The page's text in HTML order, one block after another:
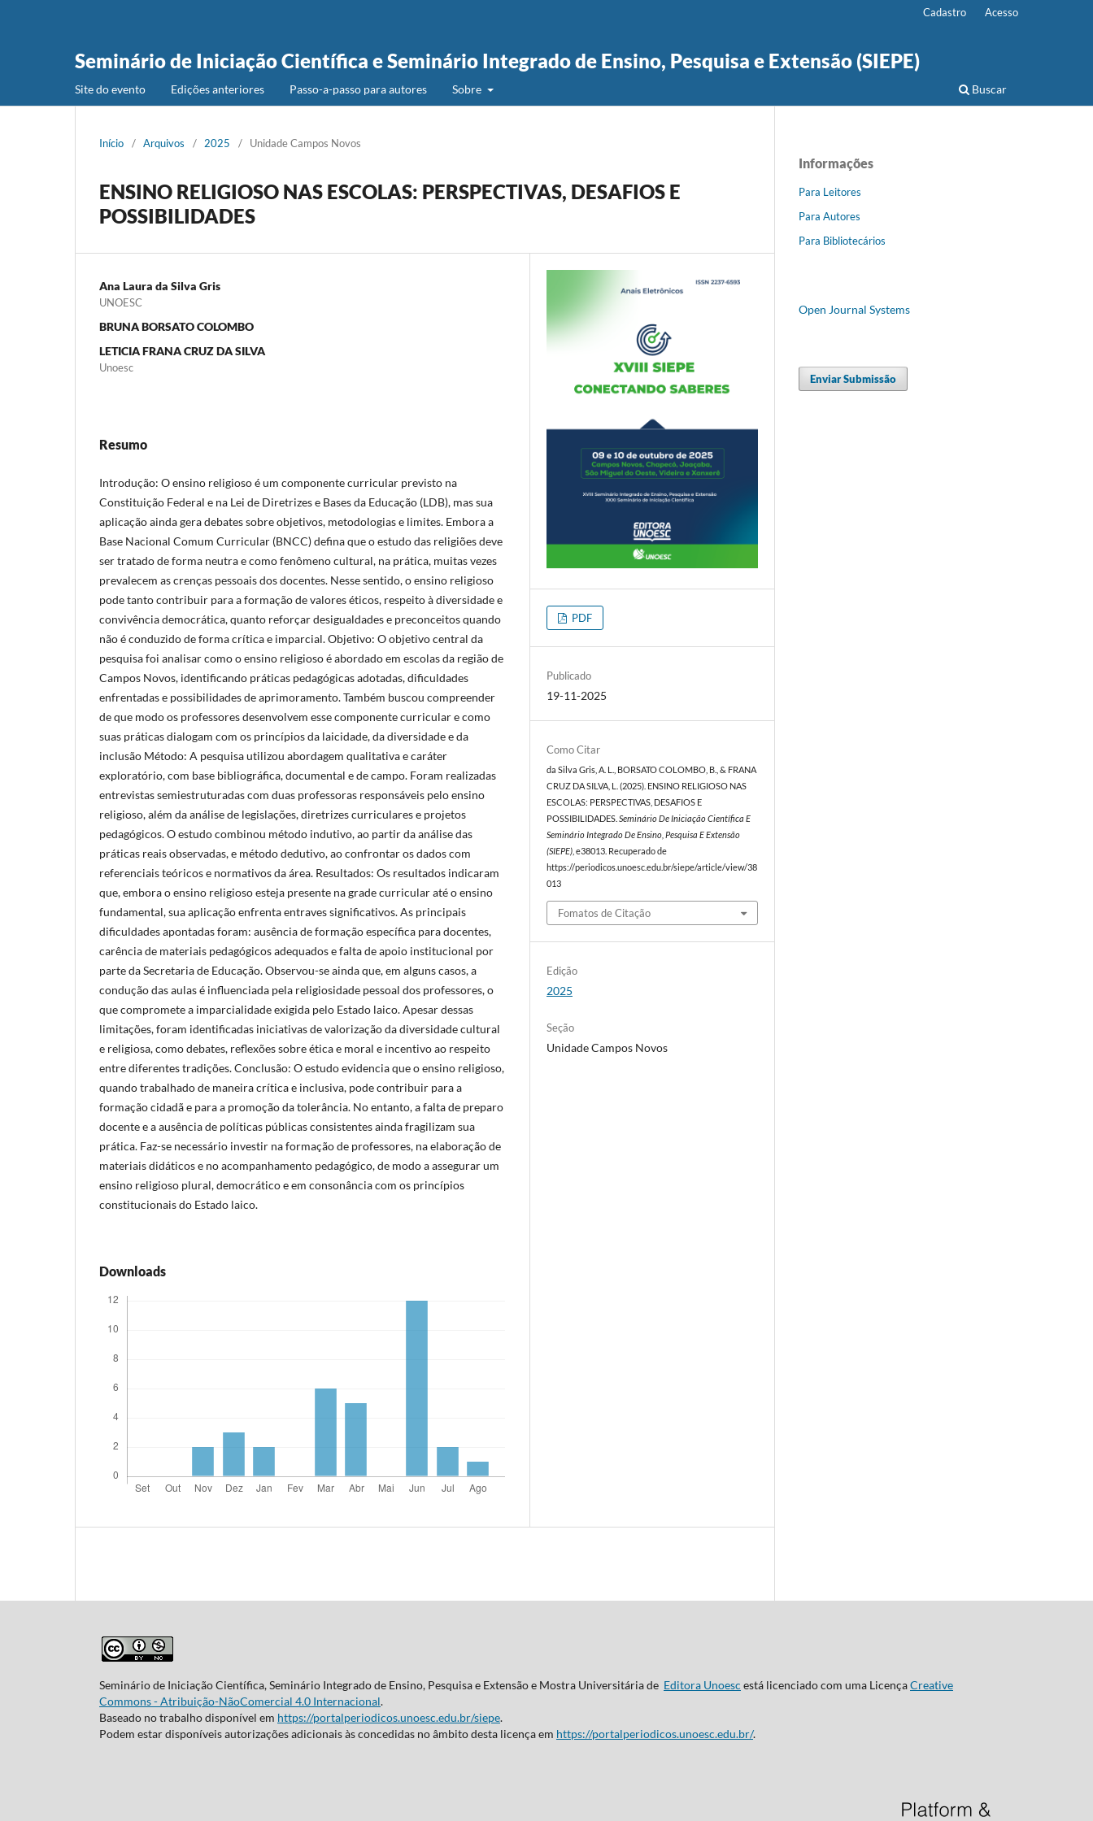
Seminário de Iniciação Científica e Seminário Integrado de Ensino, Pesquisa e Extensão (SIEPE)
Site do evento Edições anteriores Passo-a-passo para autores Sobre Buscar
Cadastro Acesso
Início / Arquivos / 2025 / Unidade Campos Novos
ENSINO RELIGIOSO NAS ESCOLAS: PERSPECTIVAS, DESAFIOS E
POSSIBILIDADES
Ana Laura da Silva Gris
UNOESC
BRUNA BORSATO COLOMBO
LETICIA FRANA CRUZ DA SILVA
Unoesc
Resumo
Introdução: O ensino religioso é um componente curricular previsto na
Constituição Federal e na Lei de Diretrizes e Bases da Educação (LDB), mas sua
aplicação ainda gera debates sobre objetivos, metodologias e limites. Embora a
Base Nacional Comum Curricular (BNCC) defina que o estudo das religiões deve
ser tratado de forma neutra e como fenômeno cultural, na prática, muitas vezes
prevalecem as crenças pessoais dos docentes. Nesse sentido, o ensino religioso
pode tanto contribuir para a formação de valores éticos, respeito à diversidade e
convivência democrática, quanto reforçar desigualdades e preconceitos quando
não é conduzido de forma crítica e imparcial. Objetivo: O objetivo central da
pesquisa foi analisar como o ensino religioso é abordado em escolas da região de
Campos Novos, identificando práticas pedagógicas adotadas, dificuldades
enfrentadas e possibilidades de aprimoramento. Também buscou compreender
de que modo os professores desenvolvem esse componente curricular e como
suas práticas dialogam com os princípios da laicidade, da diversidade e da
inclusão Método: A pesquisa utilizou abordagem qualitativa e caráter
exploratório, com base bibliográfica, documental e de campo. Foram realizadas
entrevistas semiestruturadas com duas professoras responsáveis pelo ensino
religioso, além da análise de legislações, diretrizes curriculares e projetos
pedagógicos. O estudo combinou método indutivo, ao partir da análise das
práticas reais observadas, e método dedutivo, ao confrontar os dados com
referenciais teóricos e normativos da área. Resultados: Os resultados indicaram
que, embora o ensino religioso esteja presente na grade curricular até o ensino
fundamental, sua aplicação enfrenta entraves significativos. As principais
dificuldades apontadas foram: ausência de formação específica para docentes,
carência de materiais pedagógicos adequados e falta de apoio institucional por
parte da Secretaria de Educação. Observou-se ainda que, em alguns casos, a
condução das aulas é influenciada pela religiosidade pessoal dos professores, o
que compromete a imparcialidade exigida pelo Estado laico. Apesar dessas
limitações, foram identificadas iniciativas de valorização da diversidade cultural
e religiosa, como debates, reflexões sobre ética e moral e incentivo ao respeito
entre diferentes tradições. Conclusão: O estudo evidencia que o ensino religioso,
quando trabalhado de maneira crítica e inclusiva, pode contribuir para a
formação cidadã e para a promoção da tolerância. No entanto, a falta de preparo
docente e a ausência de políticas públicas consistentes ainda fragilizam sua
prática. Faz-se necessário investir na formação de professores, na elaboração de
materiais didáticos e no acompanhamento pedagógico, de modo a assegurar um
ensino religioso plural, democrático e em consonância com os princípios
constitucionais do Estado laico.
Downloads
PDF
Publicado
19-11-2025
Como Citar
da Silva Gris, A. L., BORSATO COLOMBO, B., & FRANA
CRUZ DA SILVA, L. (2025). ENSINO RELIGIOSO NAS
ESCOLAS: PERSPECTIVAS, DESAFIOS E
POSSIBILIDADES.Seminário De Iniciação Científica E
Seminário Integrado De Ensino, Pesquisa E Extensão
(SIEPE), e38013. Recuperado de
https://periodicos.unoesc.edu.br/siepe/article/view/38
013
Fomatos de Citação
Edição
2025
Seção
Unidade Campos Novos
Informações
Para Leitores
Para Autores
Para Bibliotecários
Open Journal Systems
Enviar Submissão
Seminário de Iniciação Científica, Seminário Integrado de Ensino, Pesquisa e Extensão e Mostra Universitária de Editora Unoesc está licenciado com uma LicençaCreative
Commons - Atribuição-NãoComercial 4.0 Internacional.
Baseado no trabalho disponível em https://portalperiodicos.unoesc.edu.br/siepe.
Podem estar disponíveis autorizações adicionais às concedidas no âmbito desta licença em https://portalperiodicos.unoesc.edu.br/.